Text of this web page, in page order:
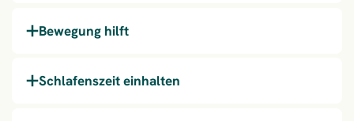
Bewegung hilft
Schlafenszeit einhalten